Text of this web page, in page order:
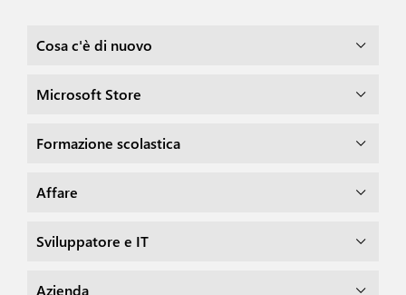
Cosa c'è di nuovo
Microsoft Store
Formazione scolastica
Affare
Sviluppatore e IT
Azienda